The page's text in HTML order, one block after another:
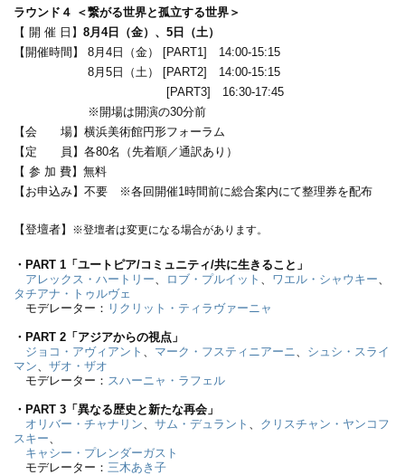
ラウンド４ ＜繋がる世界と孤立する世界＞
【 開 催 日】 8月4日（金）、5日（土）
【開催時間】 8月4日（金） [PART1] 14:00-15:15
8月5日（土） [PART2] 14:00-15:15
[PART3] 16:30-17:45
※開場は開演の30分前
【会 場】横浜美術館円形フォーラム
【定 員】各80名（先着順／通訳あり）
【 参 加 費】無料
【お申込み】不要 ※各回開催1時間前に総合案内にて整理券を配布
【登壇者】 ※登壇者は変更になる場合があります。
・PART 1「ユートピア/コミュニティ/共に生きること」
アレックス・ハートリー、 ロブ・プルイット 、 ワエル・シャウキー、
タチアナ・トゥルヴェ
モデレーター： リクリット・ティラヴァーニャ
・PART 2「アジアからの視点」
ジョコ・アヴィアント 、 マーク・フスティニアーニ、 シュシ・スライ
マン、 ザオ・ザオ
モデレーター： スハーニャ・ラフェル
・PART 3「異なる歴史と新たな再会」
オリバー・チャナリン、 サム・デュラント 、 クリスチャン・ヤンコフ
スキー、
キャシー・プレンダーガスト
モデレーター： 三木あき子